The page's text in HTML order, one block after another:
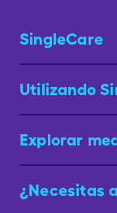
SingleCare
Utilizando
Explorar
¿Necesitas